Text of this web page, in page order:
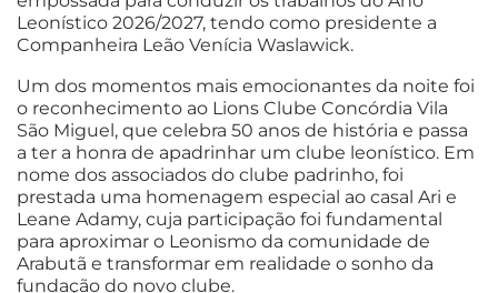
Leonístico 2026/2027, tendo como presidente a
Companheira Leão Venícia Waslawick.
Um dos momentos mais emocionantes da noite foi
o reconhecimento ao Lions Clube Concórdia Vila
São Miguel, que celebra 50 anos de história e passa
a ter a honra de apadrinhar um clube leonístico. Em
nome dos associados do clube padrinho, foi
prestada uma homenagem especial ao casal Ari e
Leane Adamy, cuja participação foi fundamental
para aproximar o Leonismo da comunidade de
Arabutã e transformar em realidade o sonho da
fundação do novo clube.